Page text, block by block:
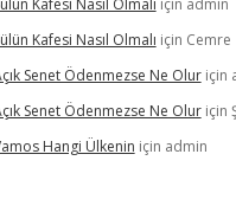
Kafesi Nasıl Olmalı için admin
Kafesi Nasıl Olmalı için Cemre
Senet Ödenmezse Ne Oluriçin
Senet Ödenmezse Ne Oluriçin
Hangi Ülkenin için admin